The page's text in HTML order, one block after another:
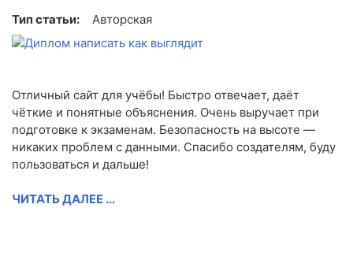
Тип статьи: Авторская
Отличный сайт для учёбы! Быстро отвечает, даёт
чёткие и понятные объяснения. Очень выручает при
подготовке к экзаменам. Безопасность на высоте —
никаких проблем с данными. Спасибо создателям, буду
пользоваться и дальше!
ЧИТАТЬ ДАЛЕЕ ...